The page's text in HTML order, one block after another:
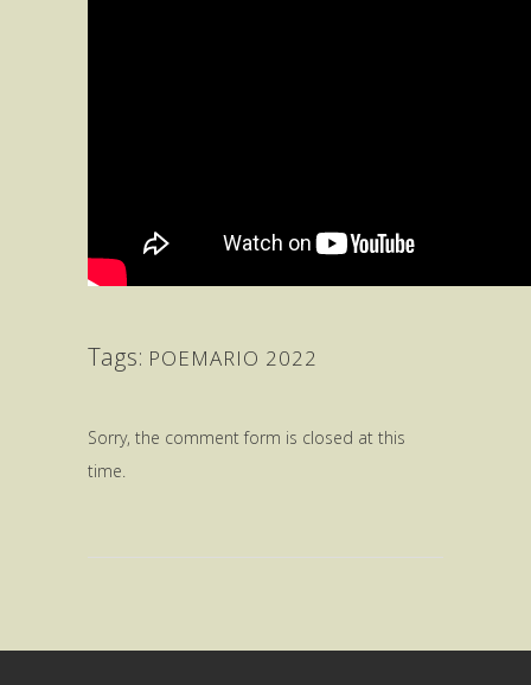
Tags: POEMARIO 2022
Sorry, the comment form is closed at this
time.